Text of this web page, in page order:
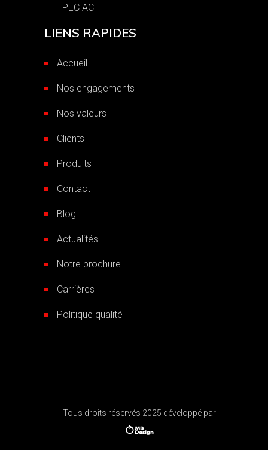
PEC AC
LIENS RAPIDES
Accueil
Nos engagements
Nos valeurs
Clients
Produits
Contact
Blog
Actualités
Notre brochure
Carrières
Politique qualité
Tous droits réservés 2025 développé par